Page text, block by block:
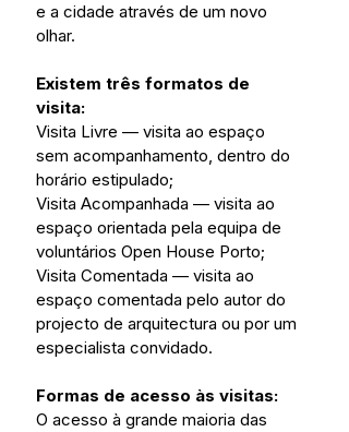
e a cidade através de um novo
olhar.
Existem três formatos de
visita:
Visita Livre — visita ao espaço
sem acompanhamento, dentro do
horário estipulado;
Visita Acompanhada — visita ao
espaço orientada pela equipa de
voluntários Open House Porto;
Visita Comentada — visita ao
espaço comentada pelo autor do
projecto de arquitectura ou por um
especialista convidado.
Formas de acesso às visitas:
O acesso à grande maioria das